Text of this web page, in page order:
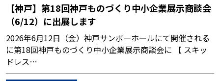
【神戸】第18回神戸ものづくり中小企業展示商談会
（6/12）に出展します
2026年6月12日（金）神戸サンボ―ホールにて開催される
に第18回神戸ものづくり中小企業展示商談会に 【 スキッ
ドレス…